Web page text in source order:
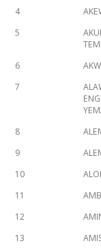
4
5
6
7
8
9
10
11
12
13